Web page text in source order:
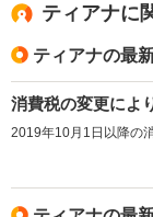
ティアナに
ティアナの最
消費税の変更によ